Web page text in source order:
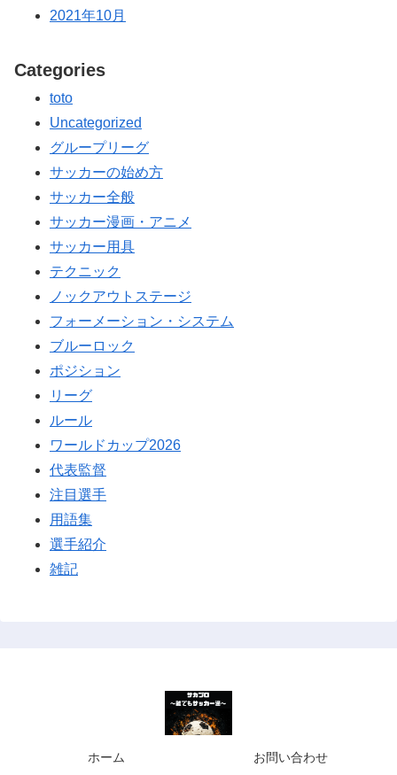
2021年10月
Categories
toto
Uncategorized
グループリーグ
サッカーの始め方
サッカー全般
サッカー漫画・アニメ
サッカー用具
テクニック
ノックアウトステージ
フォーメーション・システム
ブルーロック
ポジション
リーグ
ルール
ワールドカップ2026
代表監督
注目選手
用語集
選手紹介
雑記
ホーム お問い合わせ